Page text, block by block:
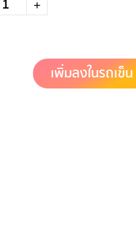
+
เพิ่มลงในรถเข็น